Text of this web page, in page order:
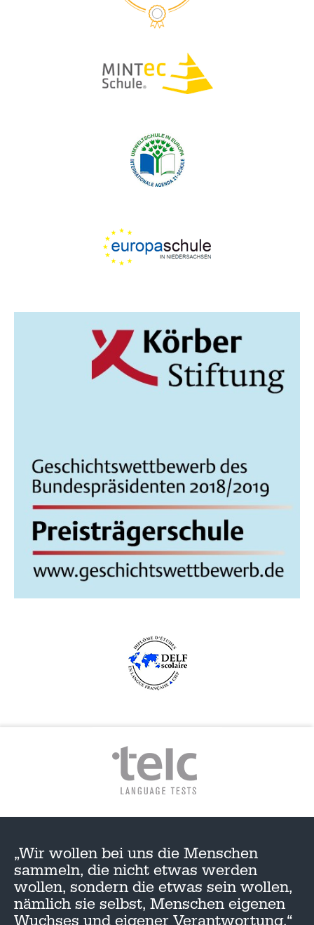
„Wir wollen bei uns die Menschen
sammeln, die nicht etwas werden
wollen, sondern die etwas sein wollen,
nämlich sie selbst, Menschen eigenen